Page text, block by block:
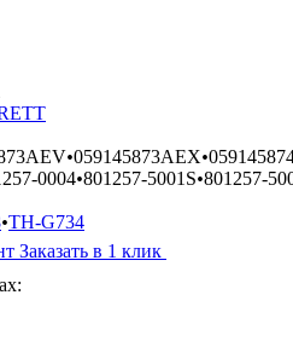
•059145873AEX•
0004•801257-5001S•801257-
•TH-G734
Заказать в 1 клик